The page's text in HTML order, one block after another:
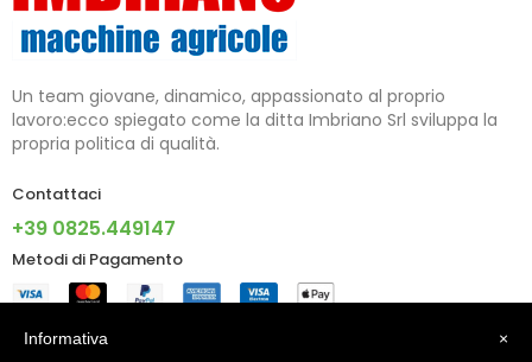
Un team giovane, dinamico, appassionato al proprio
lavoro:ecco spiegato come la ditta Imbriano Srl sviluppa la
propria politica di qualità.
Contattaci
+39 0825.449147
Metodi di Pagamento
Informazioni ×
Informativa